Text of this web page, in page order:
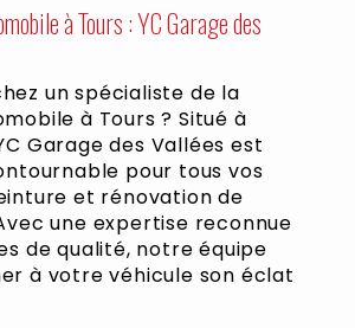
à Tours : YC Garage des
un spécialiste de la
à Tours ? Situé à
Garage des Vallées est
pour tous vos
et rénovation de
une expertise reconnue
de qualité, notre équipe
à votre véhicule son éclat